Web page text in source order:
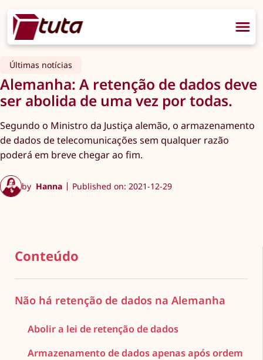
Últimas notícias
Alemanha: A retenção de dados deve
ser abolida de uma vez por todas.
Segundo o Ministro da Justiça alemão, o armazenamento
de dados de telecomunicações sem qualquer razão
poderá em breve chegar ao fim.
by Hanna Published on: 2021-12-29
Conteúdo
Não há retenção de dados na Alemanha
Abolir a lei de retenção de dados
Armazenamento de dados apenas após ordem